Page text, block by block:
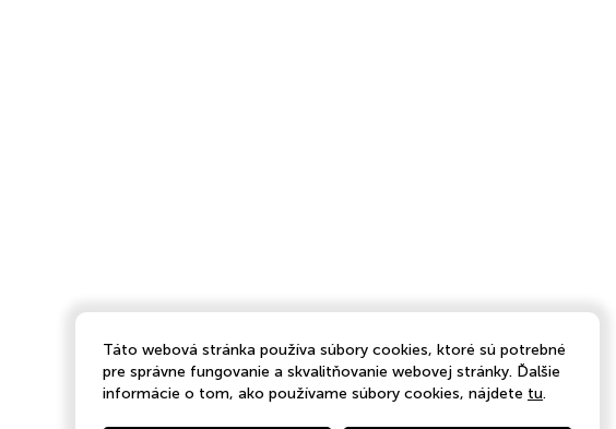
Táto webová stránka používa súbory cookies, ktoré sú potrebné
pre správne fungovanie a skvalitňovanie webovej stránky. Ďalšie
informácie o tom, ako používame súbory cookies, nájdete tu.